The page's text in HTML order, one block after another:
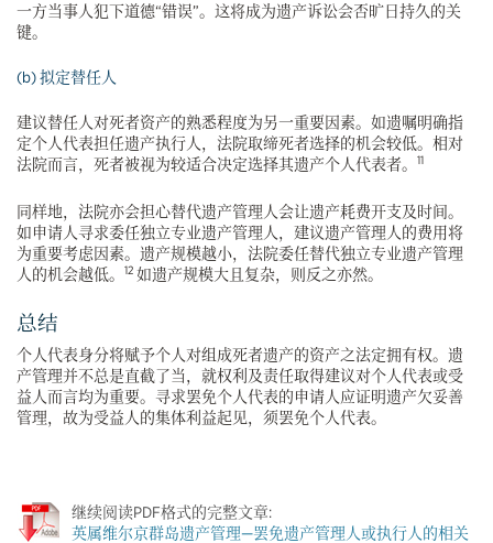
一方当事人犯下道德“错误”。这将成为遗产诉讼会否旷日持久的关
键。
(b) 拟定替任人
建议替任人对死者资产的熟悉程度为另一重要因素。如遗嘱明确指
定个人代表担任遗产执行人，法院取缔死者选择的机会较低。相对
法院而言，死者被视为较适合决定选择其遗产个人代表者。
11
同样地，法院亦会担心替代遗产管理人会让遗产耗费开支及时间。
如申请人寻求委任独立专业遗产管理人，建议遗产管理人的费用将
为重要考虑因素。遗产规模越小，法院委任替代独立专业遗产管理
人的机会越低。
12 如遗产规模大且复杂，则反之亦然。
总结
个人代表身分将赋予个人对组成死者遗产的资产之法定拥有权。遗
产管理并不总是直截了当，就权利及责任取得建议对个人代表或受
益人而言均为重要。寻求罢免个人代表的申请人应证明遗产欠妥善
管理，故为受益人的集体利益起见，须罢免个人代表。
继续阅读PDF格式的完整文章:
英属维尔京群岛遗产管理—罢免遗产管理人或执行人的相关